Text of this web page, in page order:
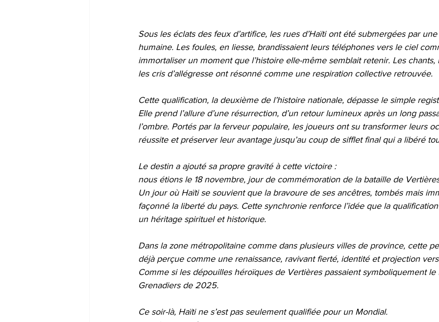
Sous les éclats des feux d’artifice, les rues d’Haïti ont été submergées par
humaine. Les foules, en liesse, brandissaient leurs téléphones vers le ciel
immortaliser un moment que l’histoire elle-même semblait retenir. Les chants,
les cris d’allégresse ont résonné comme une respiration collective retrouvée.
Cette qualification, la deuxième de l’histoire nationale, dépasse le simple
Elle prend l’allure d’une résurrection, d’un retour lumineux après un long
l’ombre. Portés par la ferveur populaire, les joueurs ont su transformer leurs
réussite et préserver leur avantage jusqu’au coup de sifflet final qui a libéré
Le destin a ajouté sa propre gravité à cette victoire :
nous étions le 18 novembre, jour de commémoration de la bataille de
Un jour où Haïti se souvient que la bravoure de ses ancêtres, tombés mais
façonné la liberté du pays. Cette synchronie renforce l’idée que la
un héritage spirituel et historique.
Dans la zone métropolitaine comme dans plusieurs villes de province, cette
déjà perçue comme une renaissance, ravivant fierté, identité et projection vers
Comme si les dépouilles héroïques de Vertières passaient symboliquement le
Grenadiers de 2025.
Ce soir-là, Haïti ne s’est pas seulement qualifiée pour un Mondial.